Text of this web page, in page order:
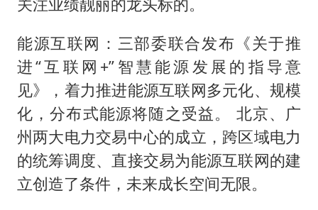
能源互联网：三部委联合发布《关于推
进“互联网+”智慧能源发展的指导意
见》，着力推进能源互联网多元化、规模
化，分布式能源将随之受益。 北京、广
州两大电力交易中心的成立，跨区域电力
的统筹调度、直接交易为能源互联网的建
立创造了条件，未来成长空间无限。